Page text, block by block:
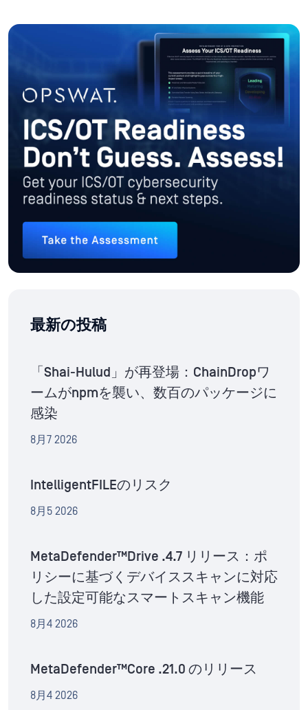
最新の投稿
「Shai-Hulud」が再登場：ChainDropワ
ームがnpmを襲い、数百のパッケージに
感染
8月7 2026
IntelligentFILEのリスク
8月5 2026
MetaDefender™Drive .4.7 リリース：ポ
リシーに基づくデバイススキャンに対応
した設定可能なスマートスキャン機能
8月4 2026
MetaDefender™Core .21.0 のリリース
8月4 2026